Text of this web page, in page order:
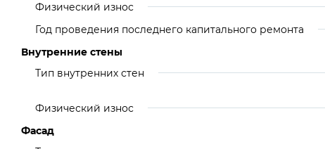
Физический износ
Год проведения последнего капитального ремонта
Внутренние стены
Тип внутренних стен
Физический износ
Фасад